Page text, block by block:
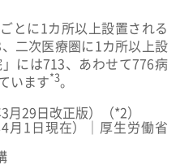
とに1カ所以上設置される
二次医療圏に1カ所以上設
には713、あわせて776病
います*3。
月29日改正版）（*2）
月1日現在）｜厚生労働省